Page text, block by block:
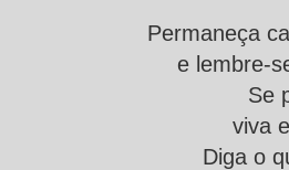
Permaneça
e lembre-
Se
viva
Diga o